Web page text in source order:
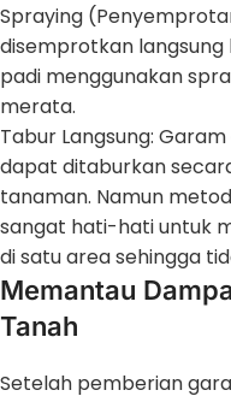
Spraying
disemprotkan
padi menggunakan
merata.
Tabur Langsung:
dapat ditaburkan
tanaman. Namun
sangat hati-hati untuk
di satu area sehingga
Memantau
Tanah
Setelah pemberian